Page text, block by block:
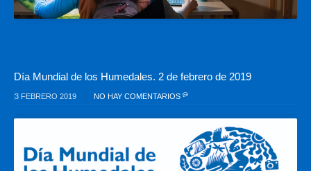
Día Mundial de los Humedales. 2 de febrero de 2019
3 FEBRERO 2019 NO HAY COMENTARIOS